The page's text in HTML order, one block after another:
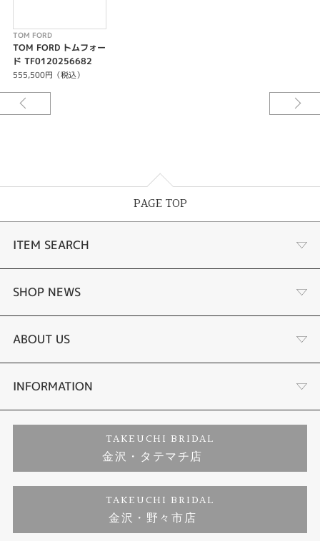
スーパールミノバ
2桁表示アラビア数字インデックス
スイスメイド/ダブルカーブドサファイアクリスタル
ブラックオニキスクラウン/三気圧防水
ケース径：43.5 mm
バックル素材：チタニウム＆ブラックDLC加工
TOM FORD
TOM FORD トムフォー
ド TF0120256682
555,500円（税込）
PAGE TOP
ITEM SEARCH
婚約指輪
結婚指輪
セットリング
婚約ネックレス
ダイヤモンド
ジュエリーリフォーム
SHOP NEWS
選ばれる理由まとめ
お客様の声
プロポーズサポート
ブランドリスト
福井指輪工房｜手作りペアリング
ABOUT US
会社概要
お客様の声
INFORMATION
プライバシーポリシー
TAKEUCHI BRIDAL
金沢・タテマチ店
TAKEUCHI BRIDAL
金沢・野々市店